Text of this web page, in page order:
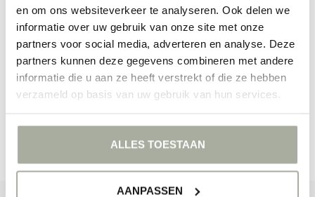
en om ons websiteverkeer te analyseren. Ook delen we
informatie over uw gebruik van onze site met onze
partners voor social media, adverteren en analyse. Deze
partners kunnen deze gegevens combineren met andere
informatie die u aan ze heeft verstrekt of die ze hebben
verzameld op basis van uw gebruik van hun services.
ALLES TOESTAAN
AANPASSEN
KEINE PRODUKTE GEFUNDEN!
WEITER EINKAUFEN